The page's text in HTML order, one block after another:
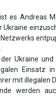
es Andreas
Ukraine
Einsatz
mit illegalen
werden